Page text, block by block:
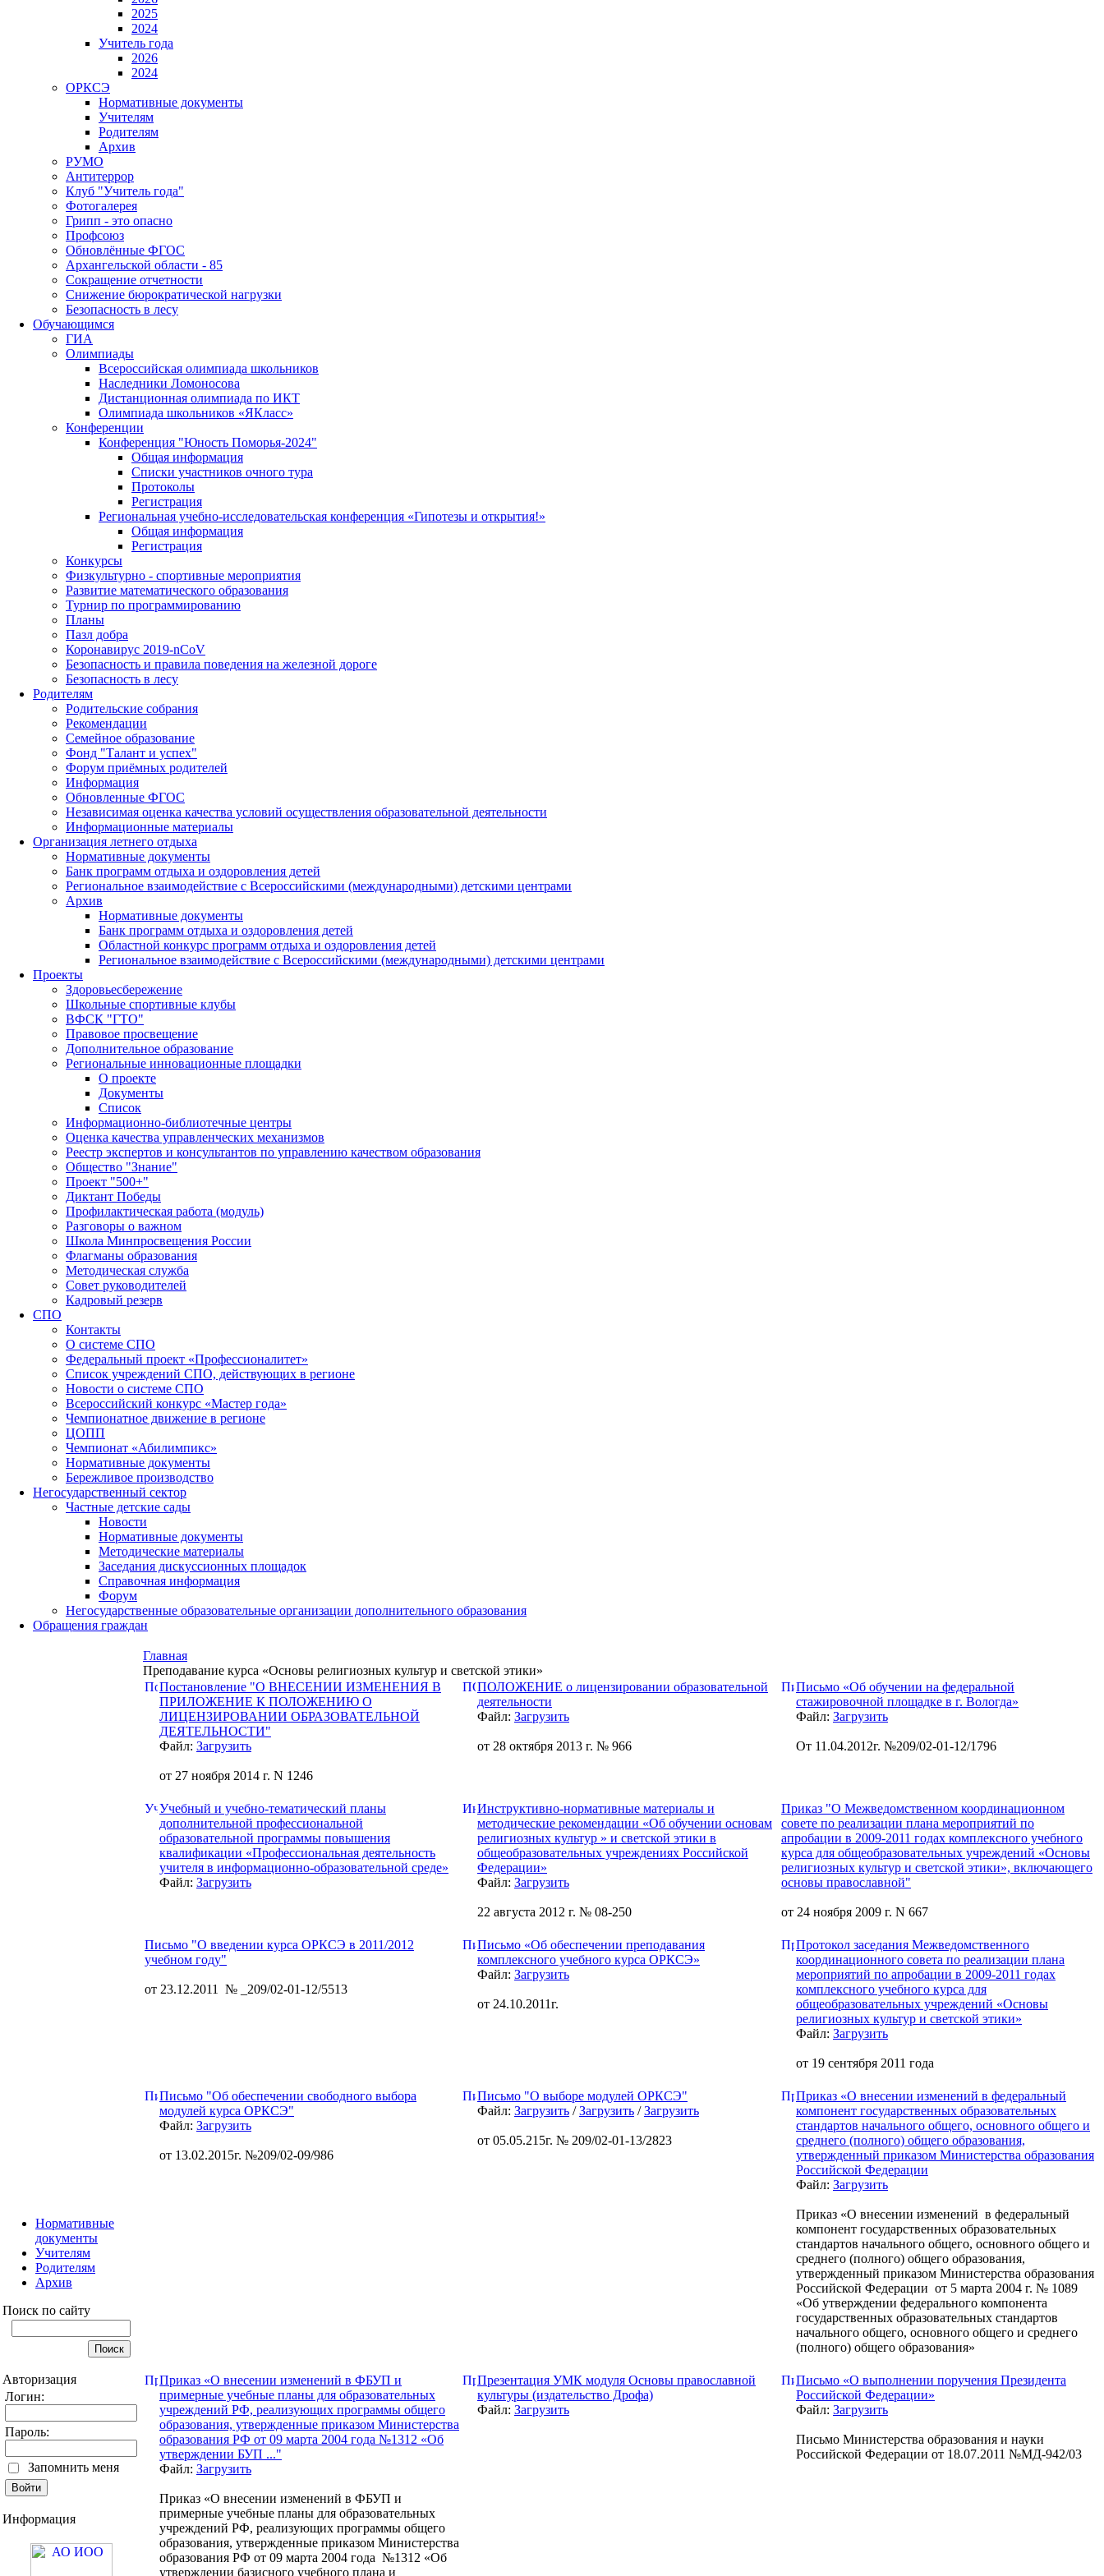
2025
2024
Учитель года
2026
2024
ОРКСЭ
Нормативные документы
Учителям
Родителям
Архив
РУМО
Антитеррор
Клуб "Учитель года"
Фотогалерея
Грипп - это опасно
Профсоюз
Обновлённые ФГОС
Архангельской области - 85
Сокращение отчетности
Снижение бюрократической нагрузки
Безопасность в лесу
Обучающимся
ГИА
Олимпиады
Всероссийская олимпиада школьников
Наследники Ломоносова
Дистанционная олимпиада по ИКТ
Олимпиада школьников «ЯКласс»
Конференции
Конференция "Юность Поморья-2024"
Общая информация
Списки участников очного тура
Протоколы
Регистрация
Региональная учебно-исследовательская конференция «Гипотезы и открытия!»
Общая информация
Регистрация
Конкурсы
Физкультурно - спортивные мероприятия
Развитие математического образования
Турнир по программированию
Планы
Пазл добра
Коронавирус 2019-nCoV
Безопасность и правила поведения на железной дороге
Безопасность в лесу
Родителям
Родительские собрания
Рекомендации
Семейное образование
Фонд "Талант и успех"
Форум приёмных родителей
Информация
Обновленные ФГОС
Независимая оценка качества условий осуществления образовательной деятельности
Информационные материалы
Организация летнего отдыха
Нормативные документы
Банк программ отдыха и оздоровления детей
Региональное взаимодействие с Всероссийскими (международными) детскими центрами
Архив
Нормативные документы
Банк программ отдыха и оздоровления детей
Областной конкурс программ отдыха и оздоровления детей
Региональное взаимодействие с Всероссийскими (международными) детскими центрами
Проекты
Здоровьесбережение
Школьные спортивные клубы
ВФСК "ГТО"
Правовое просвещение
Дополнительное образование
Региональные инновационные площадки
О проекте
Документы
Список
Информационно-библиотечные центры
Оценка качества управленческих механизмов
Реестр экспертов и консультантов по управлению качеством образования
Общество "Знание"
Проект "500+"
Диктант Победы
Профилактическая работа (модуль)
Разговоры о важном
Школа Минпросвещения России
Флагманы образования
Методическая служба
Совет руководителей
Кадровый резерв
СПО
Контакты
О системе СПО
Федеральный проект «Профессионалитет»
Список учреждений СПО, действующих в регионе
Новости о системе СПО
Всероссийский конкурс «Мастер года»
Чемпионатное движение в регионе
ЦОПП
Чемпионат «Абилимпикс»
Нормативные документы
Бережливое производство
Негосударственный сектор
Частные детские сады
Новости
Нормативные документы
Методические материалы
Заседания дискуссионных площадок
Справочная информация
Форум
Негосударственные образовательные организации дополнительного образования
Обращения граждан
Нормативные
документы
Учителям
Родителям
Архив
Поиск по сайту
Авторизация
Логин:
Пароль:
Запомнить меня
Информация
Главная
Преподавание курса «Основы религиозных культур и светской этики»
Постановление "О ВНЕСЕНИИ ИЗМЕНЕНИЯ В
ПРИЛОЖЕНИЕ К ПОЛОЖЕНИЮ О
ЛИЦЕНЗИРОВАНИИ ОБРАЗОВАТЕЛЬНОЙ
ДЕЯТЕЛЬНОСТИ"
Файл: Загрузить
от 27 ноября 2014 г. N 1246
ПОЛОЖЕНИЕ о лицензировании образовательной
деятельности
Файл: Загрузить
от 28 октября 2013 г. № 966
Письмо «Об обучении на федеральной
стажировочной площадке в г. Вологда»
Файл: Загрузить
От 11.04.2012г. №209/02-01-12/1796
Учебный и учебно-тематический планы
дополнительной профессиональной
образовательной программы повышения
квалификации «Профессиональная деятельность
учителя в информационно-образовательной среде»
Файл: Загрузить
Инструктивно-нормативные материалы и
методические рекомендации «Об обучении основам
религиозных культур » и светской этики в
общеобразовательных учреждениях Российской
Федерации»
Файл: Загрузить
22 августа 2012 г. № 08-250
Приказ "О Межведомственном координационном
совете по реализации плана мероприятий по
апробации в 2009-2011 годах комплексного учебного
курса для общеобразовательных учреждений «Основы
религиозных культур и светской этики», включающего
основы православной"
от 24 ноября 2009 г. N 667
Письмо "О введении курса ОРКСЭ в 2011/2012
учебном году"
от 23.12.2011 № _209/02-01-12/5513
Письмо «Об обеспечении преподавания
комплексного учебного курса ОРКСЭ»
Файл: Загрузить
от 24.10.2011г.
Протокол заседания Межведомственного
координационного совета по реализации плана
мероприятий по апробации в 2009-2011 годах
комплексного учебного курса для
общеобразовательных учреждений «Основы
религиозных культур и светской этики»
Файл: Загрузить
от 19 сентября 2011 года
Письмо "Об обеспечении свободного выбора
модулей курса ОРКСЭ"
Файл: Загрузить
от 13.02.2015г. №209/02-09/986
Письмо "О выборе модулей ОРКСЭ"
Файл: Загрузить /Загрузить /Загрузить
от 05.05.215г. № 209/02-01-13/2823
Приказ «О внесении изменений в федеральный
компонент государственных образовательных
стандартов начального общего, основного общего и
среднего (полного) общего образования,
утвержденный приказом Министерства образования
Российской Федерации
Файл: Загрузить
Приказ «О внесении изменений в федеральный
компонент государственных образовательных
стандартов начального общего, основного общего и
среднего (полного) общего образования,
утвержденный приказом Министерства образования
Российской Федерации от 5 марта 2004 г. № 1089
«Об утверждении федерального компонента
государственных образовательных стандартов
начального общего, основного общего и среднего
(полного) общего образования»
Приказ «О внесении изменений в ФБУП и
примерные учебные планы для образовательных
учреждений РФ, реализующих программы общего
образования, утвержденные приказом Министерства
образования РФ от 09 марта 2004 года №1312 «Об
утверждении БУП ..."
Файл: Загрузить
Приказ «О внесении изменений в ФБУП и
примерные учебные планы для образовательных
учреждений РФ, реализующих программы общего
образования, утвержденные приказом Министерства
образования РФ от 09 марта 2004 года №1312 «Об
утверждении базисного учебного плана и
Презентация УМК модуля Основы православной
культуры (издательство Дрофа)
Файл: Загрузить
Письмо «О выполнении поручения Президента
Российской Федерации»
Файл: Загрузить
Письмо Министерства образования и науки
Российской Федерации от 18.07.2011 №МД-942/03